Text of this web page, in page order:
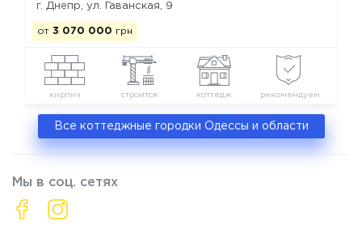
г. Днепр, ул. Гаванская, 9
от 3 070 000 грн
кирпич строится коттедж рекомендуем
Все коттеджные городки Одессы и области
Мы в соц. сетях